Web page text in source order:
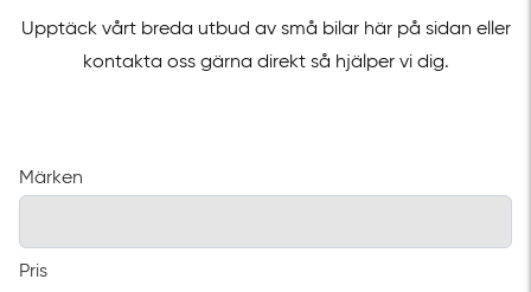
Upptäck vårt breda utbud av små bilar här på sidan eller
kontakta oss gärna direkt så hjälper vi dig.
Märken
Prisfrån